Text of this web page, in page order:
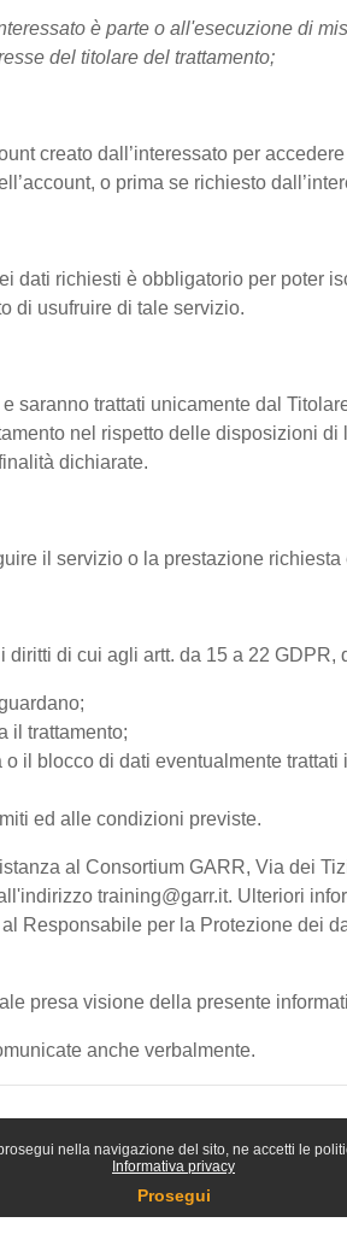
nella navigazione del sito, ne accetti le
Informativa privacy
Prosegui
è parte o all'esecuzione di
del titolare del trattamento;
creato dall’interessato per
o prima se richiesto
dati richiesti è obbligatorio per poter
di usufruire di tale servizio.
saranno trattati unicamente dal
nel rispetto delle disposizioni
dichiarate.
il servizio o la prestazione
diritti di cui agli artt. da 15 a 22 GDPR,
il trattamento;
il blocco di dati eventualmente
ed alle condizioni previste.
al Consortium GARR, Via dei
training@garr.it. Ulteriori
Responsabile per la Protezione dei
presa visione della presente
anche verbalmente.